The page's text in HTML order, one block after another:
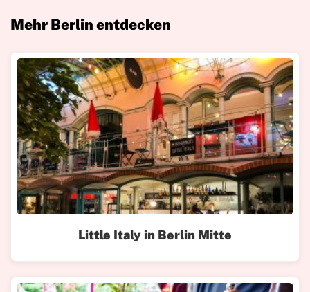
Mehr Berlin entdecken
Little Italy in Berlin Mitte